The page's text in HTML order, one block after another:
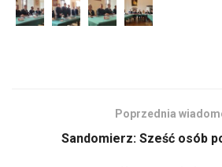
Poprzednia
Sandomierz: Sześć osób